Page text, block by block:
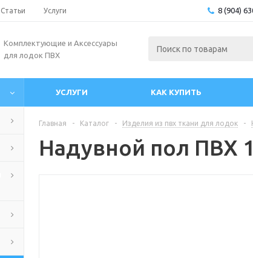
Статьи Услуги 8 (904)
Комплектующие и Аксессуары
для лодок ПВХ
УСЛУГИ КАК КУПИТЬ
Главная - Каталог - Изделия из пвх ткани для лодок -
Надувной пол ПВХ